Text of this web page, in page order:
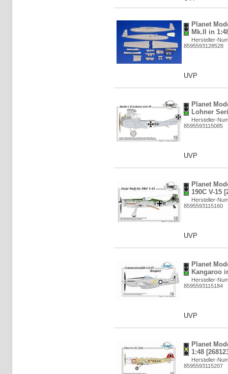
Planet
Mk.II in
Hersteller-
8595593128528
UVP
Planet
Lohner
Hersteller-
8595593115085
UVP
Planet
190C V-15
Hersteller-
8595593115160
UVP
Planet
Kangaroo
Hersteller-
8595593115184
UVP
Planet
1:48
Hersteller-
8595593115207